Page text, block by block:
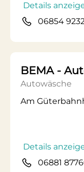
Details
06854
BEMA -
Autowäsche
Am
Details
06881